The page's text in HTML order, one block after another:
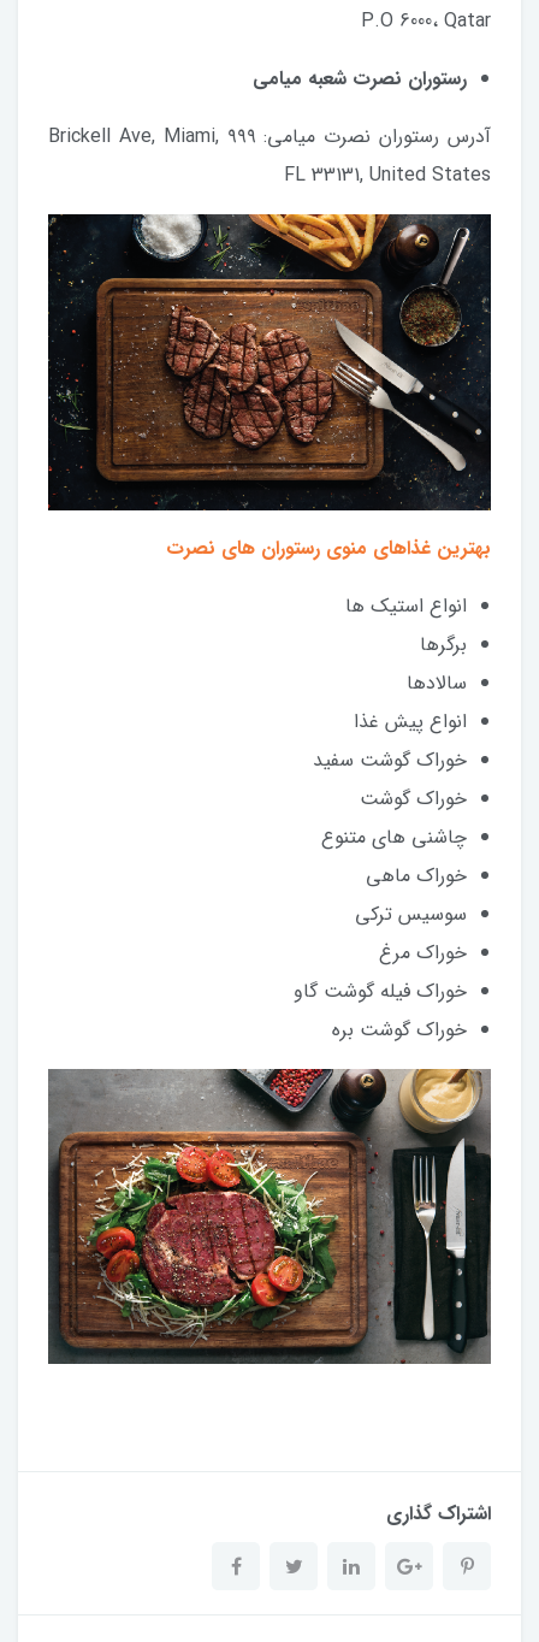
P.O 6000، Qatar
رستوران نصرت شعبه میامی
آدرس رستوران نصرت میامی: ۹۹۹ Brickell Ave, Miami,
FL 33131, United States
بهترین غذاهای منوی رستوران های نصرت
انواع استیک ها
برگرها
سالادها
انواع پیش غذا
خوراک گوشت سفید
خوراک گوشت
چاشنی ‌های متنوع
خوراک ماهی
سوسیس ترکی
خوراک مرغ
خوراک فیله گوشت گاو
خوراک گوشت بره
اشتراک گذاری